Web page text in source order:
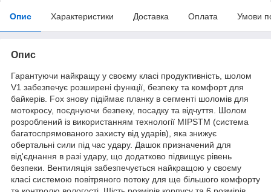
Опис Характеристики Доставка Оплата Умови
Опис
Гарантуючи найкращу у своєму класі продуктивність, шолом
V1 забезпечує розширені функції, безпеку та комфорт для
байкерів. Fox знову підіймає планку в сегменті шоломів для
мотокросу, поєднуючи безпеку, посадку та відчуття. Шолом
розроблений із використанням технології MIPSTM (система
багатоспрямованого захисту від ударів), яка знижує
обертальні сили під час удару. Дашок призначений для
від'єднання в разі удару, що додатково підвищує рівень
безпеки. Вентиляція забезпечується найкращою у своєму
класі системою повітряного потоку для ще більшого комфорту